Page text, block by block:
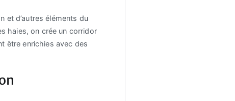
et d’autres éléments du
haies, on crée un corridor
être enrichies avec des